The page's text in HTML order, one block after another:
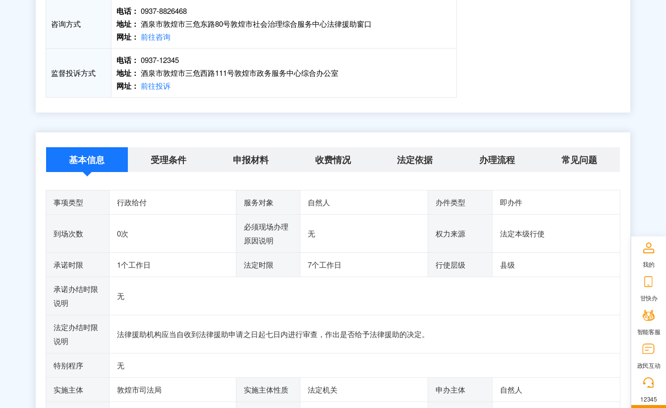
咨询方式
电话： 0937-8826468
地址： 酒泉市敦煌市三危东路80号敦煌市社会治理综合服务中心法律援助窗口
网址： 前往咨询
监督投诉方式
电话： 0937-12345
地址： 酒泉市敦煌市三危西路111号敦煌市政务服务中心综合办公室
网址： 前往投诉
基本信息 受理条件 申报材料 收费情况 法定依据 办理流程 常见问题
事项类型 行政给付 服务对象 自然人 办件类型 即办件
到场次数 0次
必须现场办理
原因说明
无 权力来源 法定本级行使
承诺时限 1个工作日 法定时限 7个工作日 行使层级 县级
承诺办结时限
说明
无
法定办结时限
说明
法律援助机构应当自收到法律援助申请之日起七日内进行审查，作出是否给予法律援助的决定。
特别程序 无
实施主体 敦煌市司法局 实施主体性质 法定机关 申办主体 自然人
我的
甘快办
智能客服
政民互动
12345